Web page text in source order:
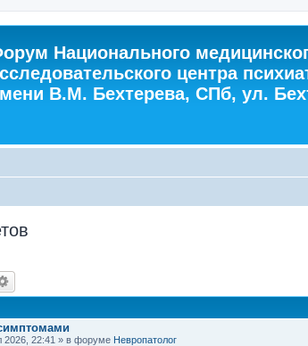
Национального
центра
В.М. Бехтерева, СПб, ул.
2026, 22:41 » в форуме Невропатолог